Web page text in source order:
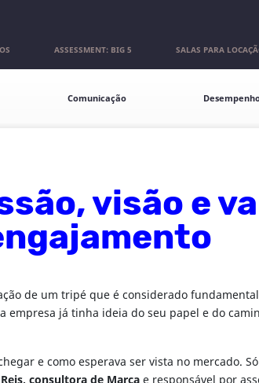
ASSESSMENT: BIG 5 SALAS PARA
Comunicação
visão e
de um tripé que é considerado
já tinha ideia do seu papel e do
e como esperava ser vista no mercado.